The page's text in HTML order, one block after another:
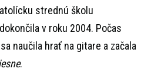
strednú školu
v roku 2004. Počas
naučila hrať na gitare a začala
.